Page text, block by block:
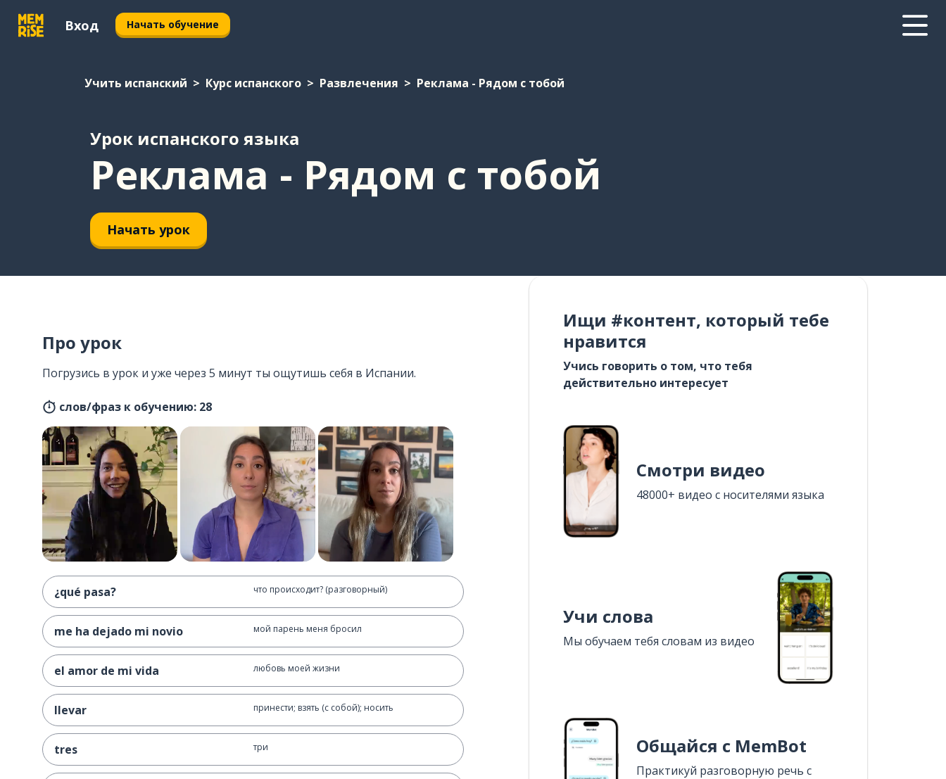
Вход Начать обучение
Учить испанский Курс испанского Развлечения Реклама - Рядом с тобой
Урок испанского языка
Реклама - Рядом с тобой
Начать урок
Про урок
Погрузись в урок и уже через 5 минут ты ощутишь себя в Испании.
слов/фраз к обучению: 28
¿qué pasa? что происходит? (разговорный)
me ha dejado mi novio мой парень меня бросил
el amor de mi vida любовь моей жизни
llevar принести; взять (с собой); носить
tres три
Ищи #контент, который тебе
нравится
Учись говорить о том, что тебя
действительно интересует
Смотри видео
48000+ видео с носителями языка
Учи слова
Мы обучаем тебя словам из видео
Общайся с MemBot
Практикуй разговорную речь с